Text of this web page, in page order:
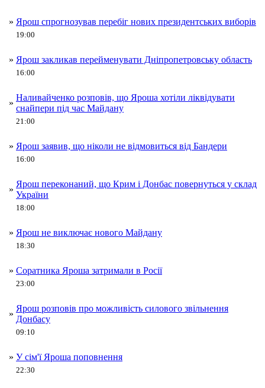
» Ярош спрогнозував перебіг нових президентських виборів
19:00
» Ярош закликав перейменувати Дніпропетровську область
16:00
»
Наливайченко розповів, що Яроша хотіли ліквідувати
снайпери під час Майдану
21:00
» Ярош заявив, що ніколи не відмовиться від Бандери
16:00
»
Ярош переконаний, що Крим і Донбас повернуться у склад
України
18:00
» Ярош не виключає нового Майдану
18:30
» Соратника Яроша затримали в Росії
23:00
»
Ярош розповів про можливість силового звільнення
Донбасу
09:10
» У сім'ї Яроша поповнення
22:30